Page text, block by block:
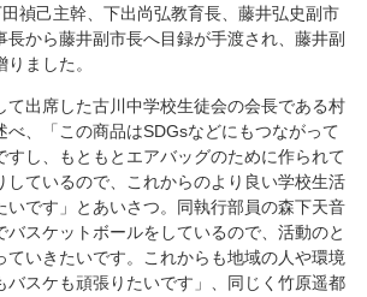
禎己主幹、下出尚弘教育長、藤井弘史副市
長から藤井副市長へ目録が手渡され、藤井副
ました。
て出席した古川中学校生徒会の会長である村
べ、「この商品はSDGsなどにもつながって
すし、もともとエアバッグのために作られて
しているので、これからのより良い学校生活
いです」とあいさつ。同執行部員の森下天音
バスケットボールをしているので、活動のと
ていきたいです。これからも地域の人や環境
バスケも頑張りたいです」、同じく竹原遥都